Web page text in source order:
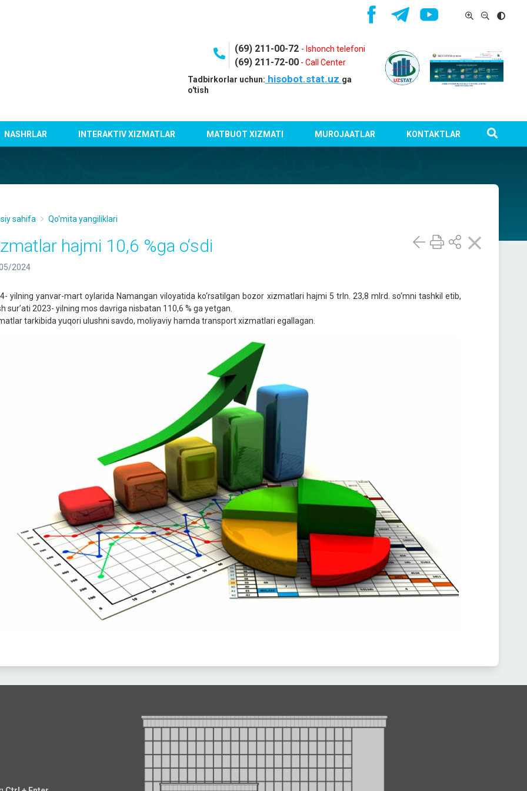
(69) 211-00-72 - Ishonch telefoni
(69) 211-72-00- Call Center
Tadbirkorlar uchun: hisobot.stat.uz ga
o'tish
NASHRLAR INTERAKTIV XIZMATLAR MATBUOT XIZMATI MUROJAATLAR KONTAKTLAR
sahifa Qo'mita yangiliklari
hajmi 10,6 %ga o‘sdi
2024
yilning yanvar-mart oylarida Namangan viloyatida ko‘rsatilgan bozor xizmatlari hajmi 5 trln. 23,8 mlrd. so‘mni tashkil etib,
sur’ati 2023- yilning mos davriga nisbatan 110,6 % ga yetgan.
tarkibida yuqori ulushni savdo, moliyaviy hamda transport xizmatlari egallagan.